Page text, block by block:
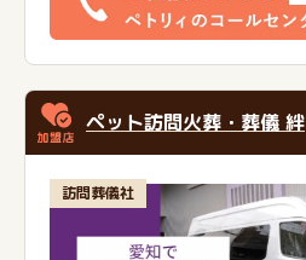
ペット訪問火葬・葬儀 絆
訪問葬儀社